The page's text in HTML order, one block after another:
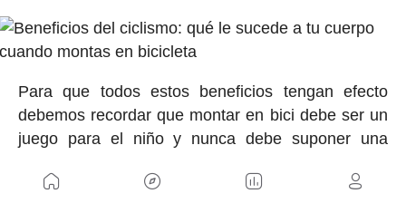
Para que todos estos beneficios tengan efecto
debemos recordar que montar en bici debe ser un
juego para el niño y nunca debe suponer una
importante que la bicicleta cumpla las necesidades